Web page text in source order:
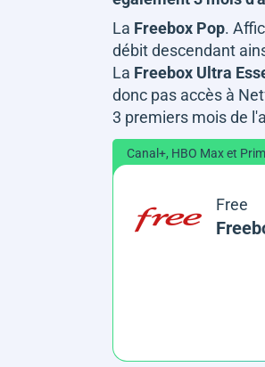
La Freebox Pop.
débit descendant
La Freebox Ultra
donc pas accès à
3 premiers mois de
Canal+, HBO Max et
Free